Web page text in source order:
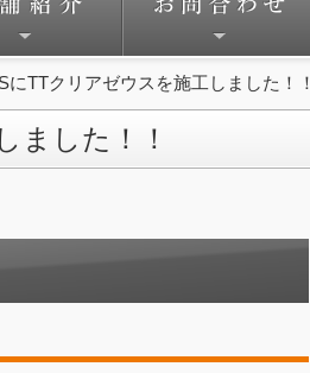
にTTクリアゼウスを施工しました！！
ました！！